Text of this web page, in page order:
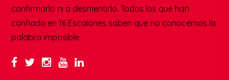
confirmarlo ni a desmentirlo. Todos los que han
confiado en 16 Escalones saben que no conocemos la
palabra imposible.